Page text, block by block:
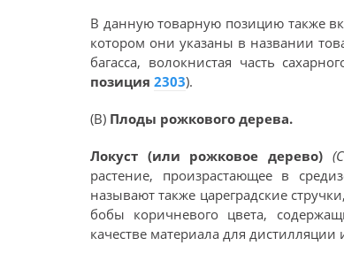
В данную товарную позицию также
котором они указаны в названии
багасса, волокнистая часть
позиция 2303).
(В) Плоды рожкового дерева.
Локуст (или рожковое дерево)
растение, произрастающее в
называют также цареградские
бобы коричневого цвета,
качестве материала для дистилляции